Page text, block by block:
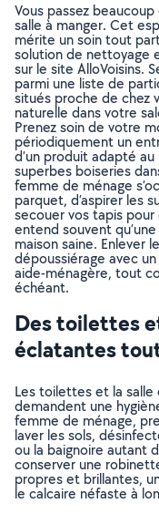
Vous passez
salle à manger. Cet
mérite un soin tout
solution de nettoyage
sur le site AlloVoisins.
parmi une liste de
situés proche de chez
naturelle dans votre
Prenez soin de votre
périodiquement un
d’un produit adapté
superbes boiseries
femme de ménage
parquet, d’aspirer les
secouer vos tapis
entend souvent
maison saine. Enlever
dépoussiérage avec
aide-ménagère, tout
échéant.
Des toilettes
éclatantes
Les toilettes et la
demandent une
femme de ménage,
laver les sols,
ou la baignoire autant
conserver une
propres et brillantes,
le calcaire néfaste à